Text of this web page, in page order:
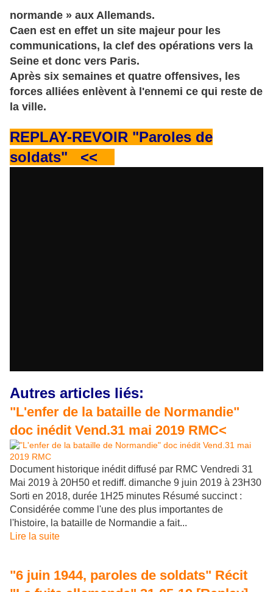
normande » aux Allemands.
Caen est en effet un site majeur pour les
communications, la clef des opérations vers la
Seine et donc vers Paris.
Après six semaines et quatre offensives, les
forces alliées enlèvent à l'ennemi ce qui reste de
la ville.
REPLAY-REVOIR "Paroles de
soldats" <<
Autres articles liés:
"L'enfer de la bataille de Normandie"
doc inédit Vend.31 mai 2019 RMC<
Document historique inédit diffusé par RMC Vendredi 31
Mai 2019 à 20H50 et rediff. dimanche 9 juin 2019 à 23H30
Sorti en 2018, durée 1H25 minutes Résumé succinct :
Considérée comme l'une des plus importantes de
l'histoire, la bataille de Normandie a fait...
Lire la suite
"6 juin 1944, paroles de soldats" Récit